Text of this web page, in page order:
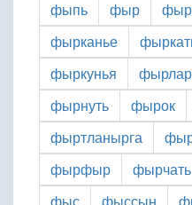
фыпь
фыр
фырканье
фыркунья
фырнуть
фырок
фыртланырга
фырфыр
фырчать
фыс
фыссын